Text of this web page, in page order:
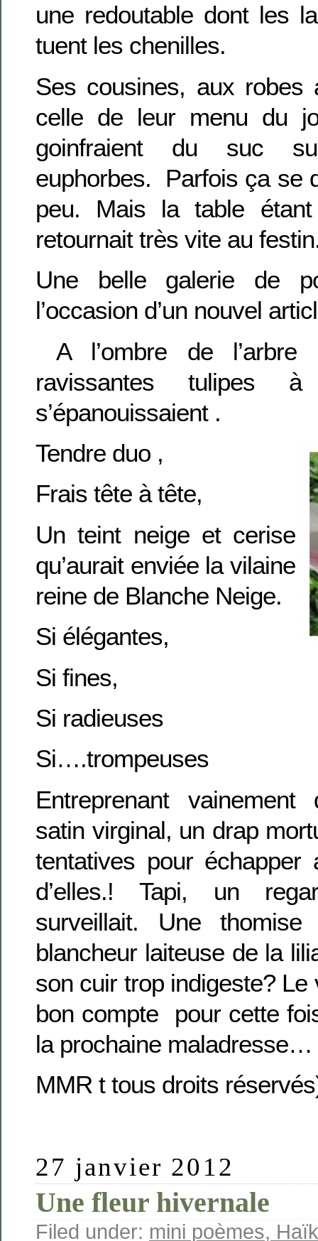
une redoutable dont les
tuent les chenilles.
Ses cousines, aux robes
celle de leur menu du
goinfraient du suc
euphorbes. Parfois ça se
peu. Mais la table
retournait très vite au
Une belle galerie de
l’occasion d’un nouvel
A l’ombre de l’arbre
ravissantes tulipes
s’épanouissaient .
Tendre duo ,
Frais tête à tête,
Un teint neige et cerise
qu’aurait enviée la vilaine
reine de Blanche Neige.
Si élégantes,
Si fines,
Si radieuses
Si….trompeuses
Entreprenant vainement
satin virginal, un drap
tentatives pour échapper
d’elles.! Tapi, un
surveillait. Une
blancheur laiteuse de la
son cuir trop indigeste? Le
bon compte pour cette
la prochaine maladresse…
MMR t tous droits
27 janvier 2012
Une fleur hivernale
Filed under: mini poèmes,